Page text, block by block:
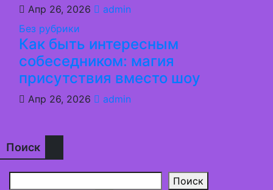
Апр 26, 2026
admin
Без рубрики
Как быть интересным
собеседником: магия
присутствия вместо шоу
Апр 26, 2026 admin
Поиск
Поиск